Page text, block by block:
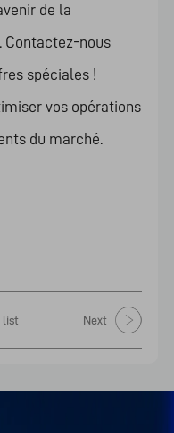
de la
Contactez-nous
spéciales !
vos opérations
du marché.
list Next